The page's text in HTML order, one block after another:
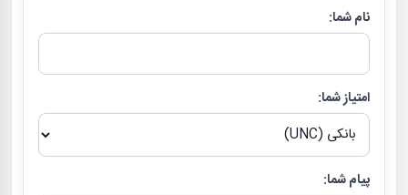
نام شما:
امتیاز شما:
پیام شما: